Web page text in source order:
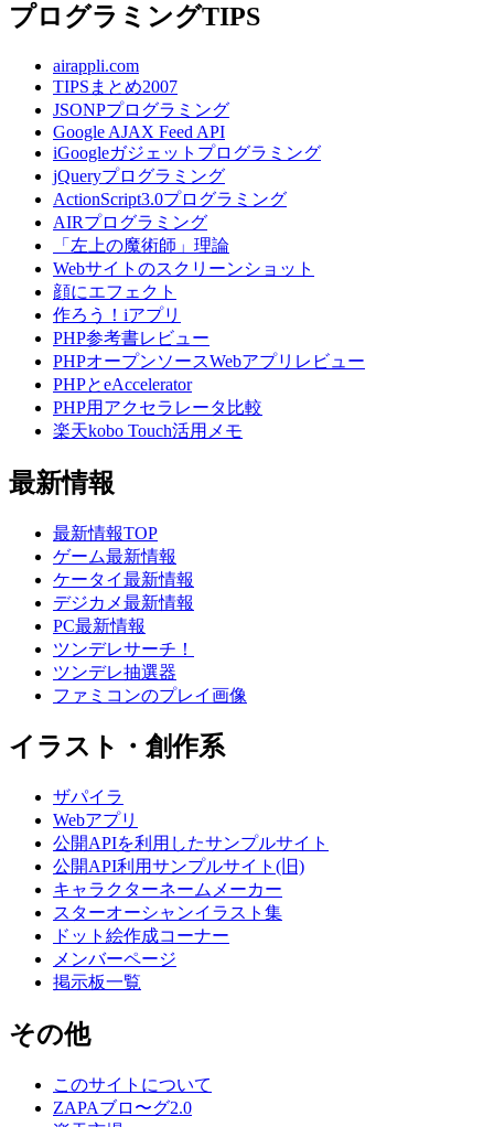
プログラミングTIPS
airappli.com
TIPSまとめ2007
JSONPプログラミング
Google AJAX Feed API
iGoogleガジェットプログラミング
jQueryプログラミング
ActionScript3.0プログラミング
AIRプログラミング
「左上の魔術師」理論
Webサイトのスクリーンショット
顔にエフェクト
作ろう！iアプリ
PHP参考書レビュー
PHPオープンソースWebアプリレビュー
PHPとeAccelerator
PHP用アクセラレータ比較
楽天kobo Touch活用メモ
最新情報
最新情報TOP
ゲーム最新情報
ケータイ最新情報
デジカメ最新情報
PC最新情報
ツンデレサーチ！
ツンデレ抽選器
ファミコンのプレイ画像
イラスト・創作系
ザパイラ
Webアプリ
公開APIを利用したサンプルサイト
公開API利用サンプルサイト(旧)
キャラクターネームメーカー
スターオーシャンイラスト集
ドット絵作成コーナー
メンバーページ
掲示板一覧
その他
このサイトについて
ZAPAブロ〜グ2.0